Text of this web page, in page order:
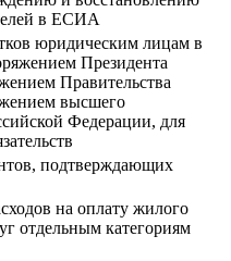
в ЕСИА
юридическим лицам в
Президента
Правительства
высшего
Федерации, для
подтверждающих
на оплату жилого
отдельным категориям